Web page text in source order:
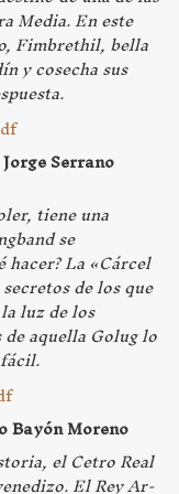
Media. En este
Fimbrethil, bella
y cosecha sus
Serrano
tiene una
se
hacer? La «Cárcel
de los que
luz de los
aquella Golug lo
Moreno
el Cetro Real
El Rey Ar-